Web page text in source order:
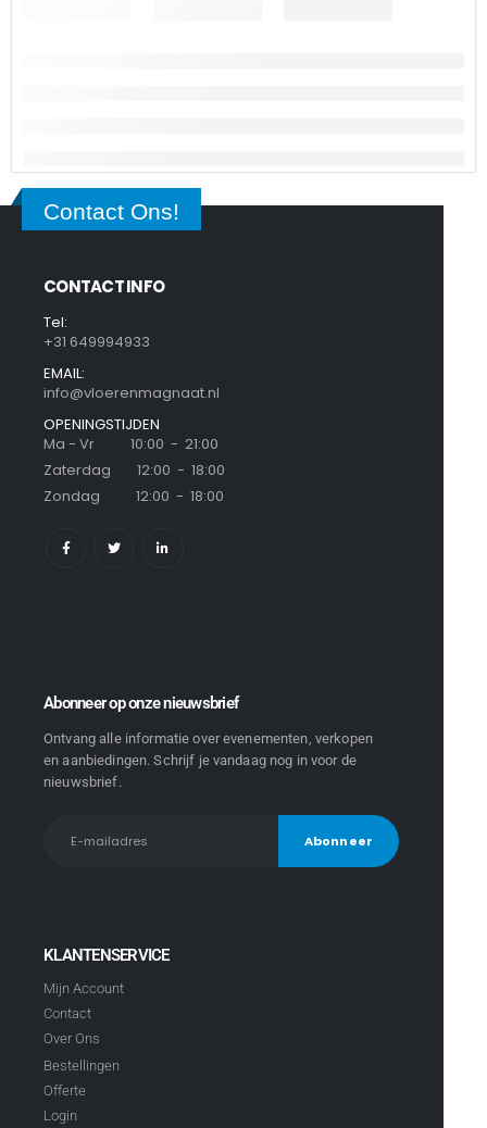
Contact Ons!
CONTACT INFO
Tel:
+31 649994933
EMAIL:
info@vloerenmagnaat.nl
OPENINGSTIJDEN
Ma - Vr 10:00 - 21:00
Zaterdag 12:00 - 18:00
Zondag 12:00 - 18:00
Abonneer op onze nieuwsbrief
Ontvang alle informatie over evenementen, verkopen
en aanbiedingen. Schrijf je vandaag nog in voor de
nieuwsbrief.
KLANTENSERVICE
Mijn Account
Contact
Over Ons
Bestellingen
Offerte
Login